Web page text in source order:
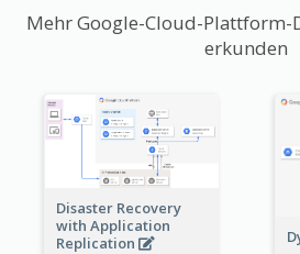
Mehr Google-Cloud-Plattform-
erkunden
Disaster Recovery
with Application
Replication